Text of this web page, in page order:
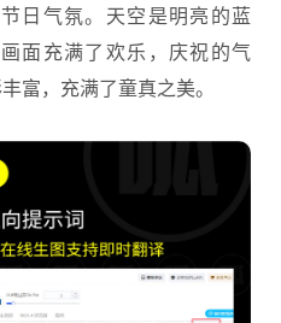
日气氛。天空是明亮的蓝
面充满了欢乐，庆祝的气
富，充满了童真之美。